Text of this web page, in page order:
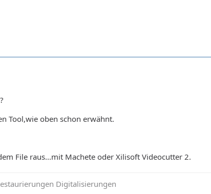
Tool,wie oben schon erwähnt.
File raus...mit Machete oder Xilisoft Videocutter 2.
Digitalisierungen